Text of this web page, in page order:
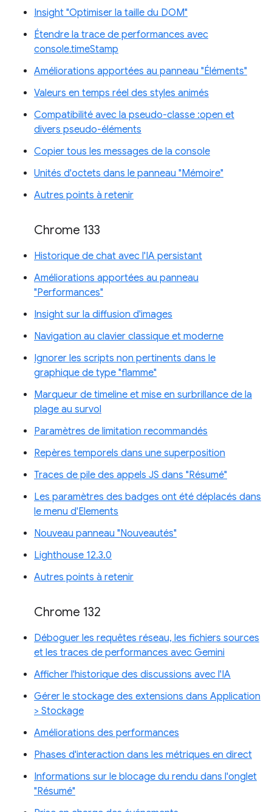
Insight "Optimiser la taille du DOM"
Étendre la trace de performances avec
console.timeStamp
Améliorations apportées au panneau "Éléments"
Valeurs en temps réel des styles animés
Compatibilité avec la pseudo-classe :open et
divers pseudo-éléments
Copier tous les messages de la console
Unités d'octets dans le panneau "Mémoire"
Autres points à retenir
Chrome 133
Historique de chat avec l'IA persistant
Améliorations apportées au panneau
"Performances"
Insight sur la diffusion d'images
Navigation au clavier classique et moderne
Ignorer les scripts non pertinents dans le
graphique de type "flamme"
Marqueur de timeline et mise en surbrillance de la
plage au survol
Paramètres de limitation recommandés
Repères temporels dans une superposition
Traces de pile des appels JS dans "Résumé"
Les paramètres des badges ont été déplacés dans
le menu d'Elements
Nouveau panneau "Nouveautés"
Lighthouse 12.3.0
Autres points à retenir
Chrome 132
Déboguer les requêtes réseau, les fichiers sources
et les traces de performances avec Gemini
Afficher l'historique des discussions avec l'IA
Gérer le stockage des extensions dans Application
> Stockage
Améliorations des performances
Phases d'interaction dans les métriques en direct
Informations sur le blocage du rendu dans l'onglet
"Résumé"